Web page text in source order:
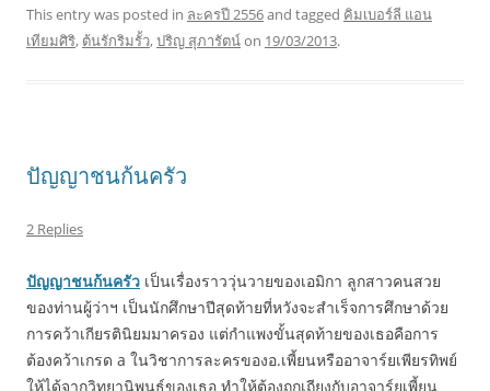
This entry was posted in ละครปี 2556and tagged คิมเบอร์ลี แอน
เทียมศิริ, ต้นรักริมรั้ว,ปริญ สุภารัตน์on 19/03/2013.
ปัญญาชนก้นครัว
2 Replies
ปัญญาชนก้นครัว เป็นเรื่องราววุ่นวายของเอมิกา ลูกสาวคนสวย
ของท่านผู้ว่าฯ เป็นนักศึกษาปีสุดท้ายที่หวังจะสำเร็จการศึกษาด้วย
การคว้าเกียรตินิยมมาครอง แต่กำแพงขั้นสุดท้ายของเธอคือการ
ต้องคว้าเกรด a ในวิชาการละครของอ.เพี้ยนหรืออาจาร์ยเพียรทิพย์
ให้ได้จากวิทยานิพนธ์ของเธอ ทำให้ต้องถกเถียงกับอาจาร์ยเพี้ยน